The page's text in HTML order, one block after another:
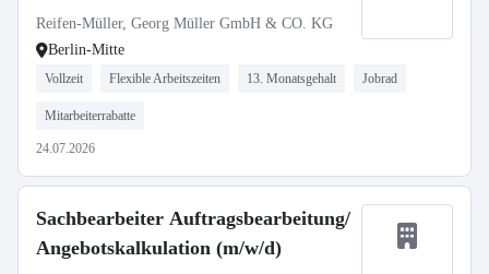
Reifen-Müller, Georg Müller GmbH & CO. KG
Berlin-Mitte
Vollzeit Flexible Arbeitszeiten 13. Monatsgehalt Jobrad
Mitarbeiterrabatte
24.07.2026
Sachbearbeiter Auftragsbearbeitung/
Angebotskalkulation (m/w/d)